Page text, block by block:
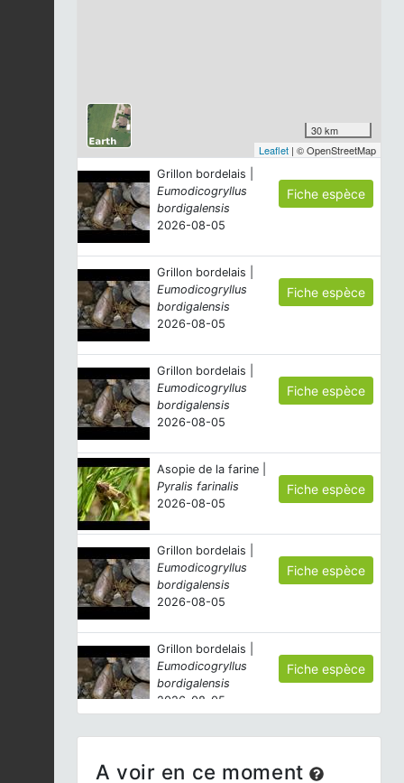
30 km
Leaflet | © OpenStreetMap
Fiche espèce
Grillon bordelais |
Eumodicogryllus
bordigalensis
2026-08-05
Fiche espèce
Grillon bordelais |
Eumodicogryllus
bordigalensis
2026-08-05
Fiche espèce
Grillon bordelais |
Eumodicogryllus
bordigalensis
2026-08-05
Fiche espèce
Asopie de la farine |
Pyralis farinalis
2026-08-05
Fiche espèce
Grillon bordelais |
Eumodicogryllus
bordigalensis
2026-08-05
Fiche espèce
Grillon bordelais |
Eumodicogryllus
bordigalensis
2026-08-05
Fiche espèce
machaon
A voir en ce moment